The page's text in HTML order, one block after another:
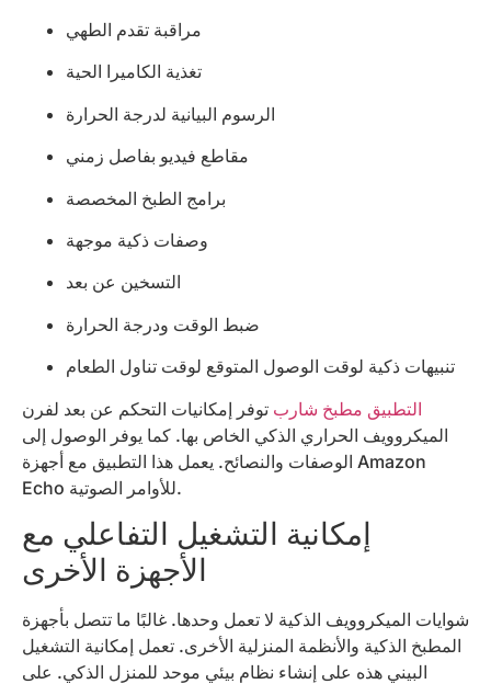
مراقبة تقدم الطهي
تغذية الكاميرا الحية
الرسوم البيانية لدرجة الحرارة
مقاطع فيديو بفاصل زمني
برامج الطبخ المخصصة
وصفات ذكية موجهة
التسخين عن بعد
ضبط الوقت ودرجة الحرارة
تنبيهات ذكية لوقت الوصول المتوقع لوقت تناول الطعام
التطبيق مطبخ شارب توفر إمكانيات التحكم عن بعد لفرن
الميكروويف الحراري الذكي الخاص بها. كما يوفر الوصول إلى
الوصفات والنصائح. يعمل هذا التطبيق مع أجهزة Amazon
Echo للأوامر الصوتية.
إمكانية التشغيل التفاعلي مع
الأجهزة الأخرى
شوايات الميكروويف الذكية لا تعمل وحدها. غالبًا ما تتصل بأجهزة
المطبخ الذكية والأنظمة المنزلية الأخرى. تعمل إمكانية التشغيل
البيني هذه على إنشاء نظام بيئي موحد للمنزل الذكي. على